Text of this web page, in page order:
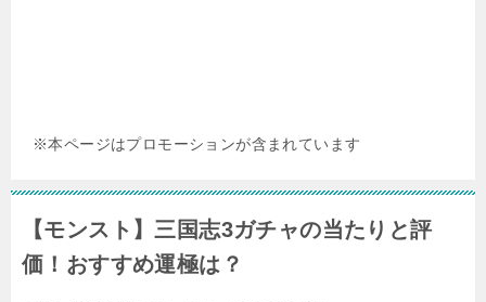
※本ページはプロモーションが含まれています
【モンスト】三国志3ガチャの当たりと評
価！おすすめ運極は？